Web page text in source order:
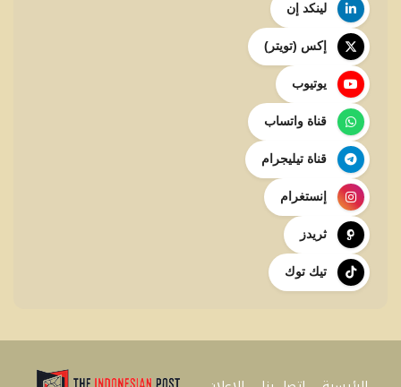
لينكد إن
إكس (تويتر)
يوتيوب
قناة واتساب
قناة تيليجرام
إنستغرام
ثريدز
تيك توك